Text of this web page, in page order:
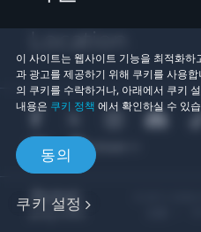
이 사이트는 웹사이트 기능을 최적화
과 광고를 제공하기 위해 쿠키를 사용
의 쿠키를 수락하거나, 아래에서 쿠키
내용은 쿠키 정책 에서 확인하실 수 있
동의
쿠키 설정
Location